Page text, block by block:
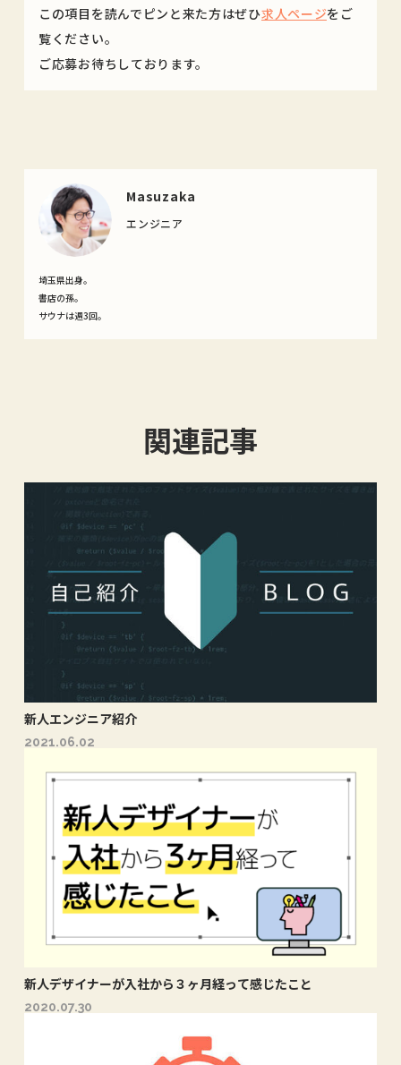
この項目を読んでピンと来た方はぜひ求人ページをご
覧ください。
ご応募お待ちしております。
Masuzaka
エンジニア
埼玉県出身。
書店の孫。
サウナは週3回。
関連記事
新人エンジニア紹介
2021.06.02
新人デザイナーが入社から３ヶ月経って感じたこと
2020.07.30